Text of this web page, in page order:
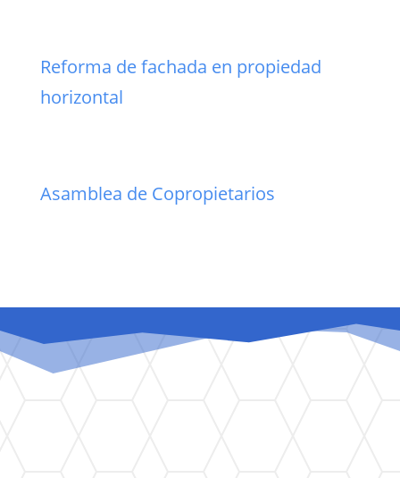
Reforma de fachada en propiedad
horizontal
Asamblea de Copropietarios